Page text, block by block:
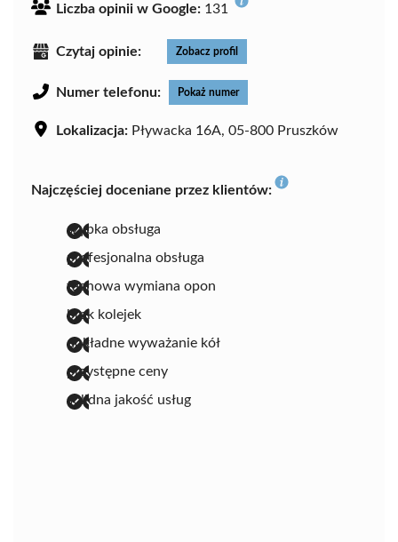
Liczba opinii w Google: 131
Czytaj opinie: Zobacz profil
Numer telefonu: Pokaż numer
Lokalizacja: Pływacka 16A, 05-800 Pruszków
Najczęściej doceniane przez klientów:
szybka obsługa
profesjonalna obsługa
fachowa wymiana opon
brak kolejek
dokładne wyważanie kół
przystępne ceny
solidna jakość usług